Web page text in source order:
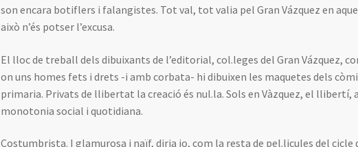
son encara botiflers i falangistes. Tot val, tot valia pel Gran Vázquez en
això n’és potser l’excusa.
El lloc de treball dels dibuixants de l’editorial, col.leges del Gran Vázquez,
on uns homes fets i drets -i amb corbata- hi dibuixen les maquetes dels
primaria. Privats de llibertat la creació és nul.la. Sols en Vàzquez, el llibertí,
monotonia social i quotidiana.
Costumbrista. I glamurosa i naïf, diria jo, com la resta de pel.licules del cicle